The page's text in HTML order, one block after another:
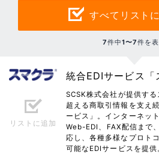
すべてリスト
7件中1〜7件を
リストに追加
統合EDIサービス「
SCSK株式会社が提供す
超える商取引情報を支え
ービス」。インターネッ
Web-EDI、FAX配信まで
応し、各種多様なプロト
可能なEDIサービスを提供